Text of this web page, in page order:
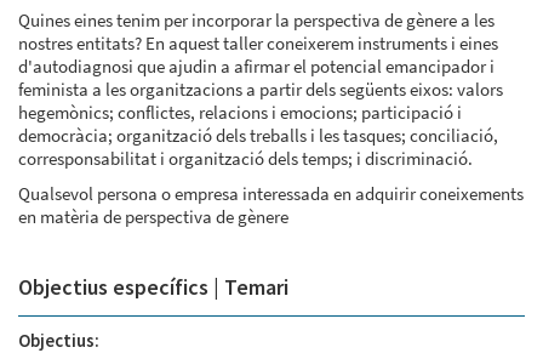
Quines eines tenim per incorporar la perspectiva de gènere a les
nostres entitats? En aquest taller coneixerem instruments i eines
d'autodiagnosi que ajudin a afirmar el potencial emancipador i
feminista a les organitzacions a partir dels següents eixos: valors
hegemònics; conflictes, relacions i emocions; participació i
democràcia; organització dels treballs i les tasques; conciliació,
corresponsabilitat i organització dels temps; i discriminació.
Qualsevol persona o empresa interessada en adquirir coneixements
en matèria de perspectiva de gènere
Objectius específics | Temari
Objectius: